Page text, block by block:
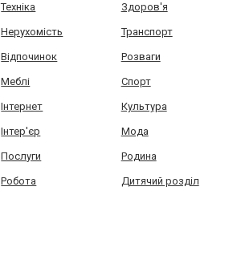
Техніка Здоров'я
Нерухомість Транспорт
Відпочинок Розваги
Меблі Спорт
Інтернет Культура
Інтер'єр Мода
Послуги Родина
Робота Дитячий розділ